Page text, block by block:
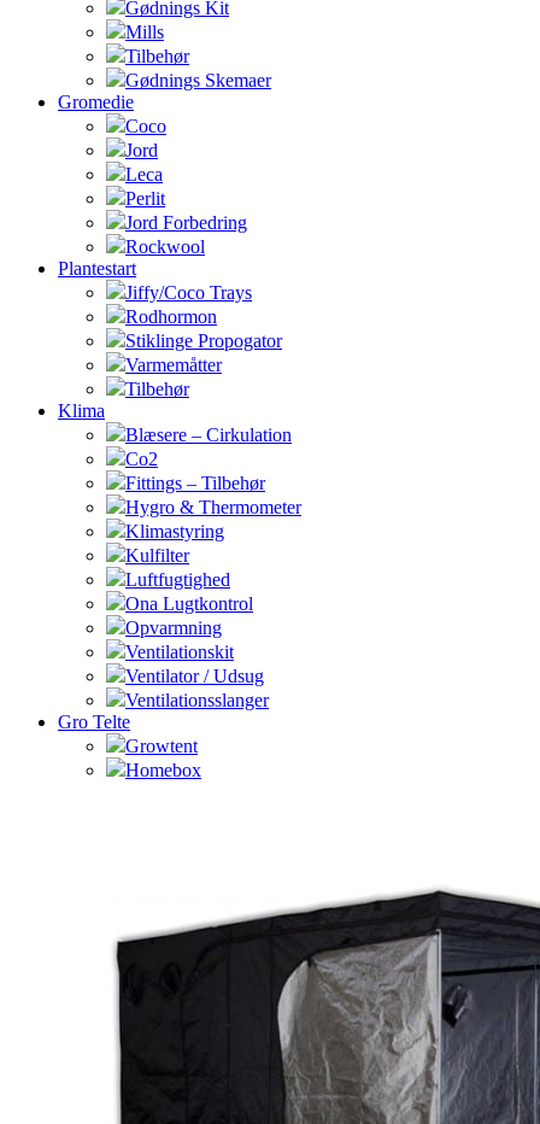
Gødnings Kit
Mills
Tilbehør
Gødnings Skemaer
Gromedie
Coco
Jord
Leca
Perlit
Jord Forbedring
Rockwool
Plantestart
Jiffy/Coco Trays
Rodhormon
Stiklinge Propogator
Varmemåtter
Tilbehør
Klima
Blæsere – Cirkulation
Co2
Fittings – Tilbehør
Hygro & Thermometer
Klimastyring
Kulfilter
Luftfugtighed
Ona Lugtkontrol
Opvarmning
Ventilationskit
Ventilator / Udsug
Ventilationsslanger
Gro Telte
Growtent
Homebox